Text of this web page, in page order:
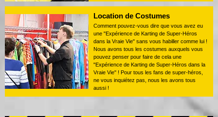
Location de Costumes
Comment pouvez-vous dire que vous avez eu
une "Expérience de Karting de Super-Héros
dans la Vraie Vie" sans vous habiller comme lui !
Nous avons tous les costumes auxquels vous
pouvez penser pour faire de cela une
"Expérience de Karting de Super-Héros dans la
Vraie Vie" ! Pour tous les fans de super-héros,
ne vous inquiétez pas, nous les avons tous
aussi !